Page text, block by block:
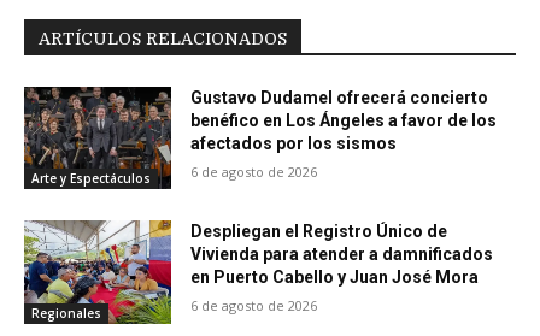
ARTÍCULOS RELACIONADOS
Arte y Espectáculos
Gustavo Dudamel ofrecerá concierto
benéfico en Los Ángeles a favor de los
afectados por los sismos
6 de agosto de 2026
Regionales
Despliegan el Registro Único de
Vivienda para atender a damnificados
en Puerto Cabello y Juan José Mora
6 de agosto de 2026